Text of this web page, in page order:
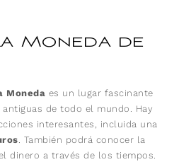
Moneda de
Moneda es un lugar fascinante
de todo el mundo. Hay
interesantes, incluida una
. También podrá conocer la
dinero a través de los tiempos.